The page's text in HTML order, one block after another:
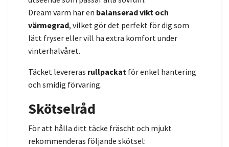
Dream varm har en balanserad vikt och
värmegrad, vilket gör det perfekt för dig som
lätt fryser eller vill ha extra komfort under
vinterhalvåret.
Täcket levereras rullpackat för enkel hantering
och smidig förvaring.
Skötselråd
För att hålla ditt täcke fräscht och mjukt
rekommenderas följande skötsel: